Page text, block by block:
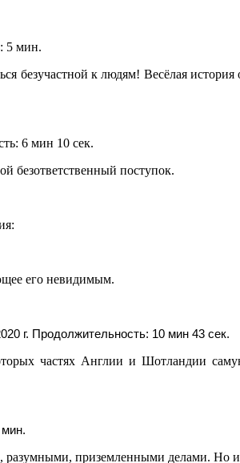
5 мин.
безучастной к людям! Весёлая
6 мин 10 сек.
безответственный поступок.
его невидимым.
г. Продолжительность: 10 мин 43 сек.
частях Англии и Шотландии
разумными, приземленными делами. Но